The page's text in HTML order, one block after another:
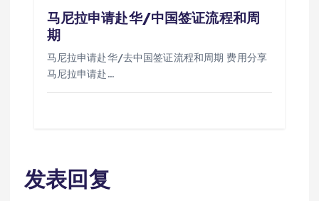
马尼拉申请赴华/中国签证流程和周
期
马尼拉申请赴华/去中国签证流程和周期 费用分享
马尼拉申请赴…
发表回复